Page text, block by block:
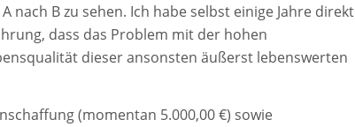
nach B zu sehen. Ich habe selbst einige Jahre direkt
dass das Problem mit der hohen
dieser ansonsten äußerst lebenswerten
(momentan 5.000,00 €) sowie